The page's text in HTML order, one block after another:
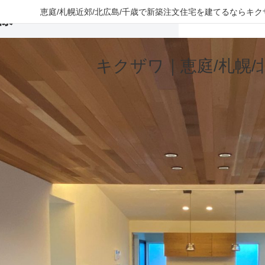
恵庭/札幌近郊/北広島/千歳で新築注文住宅を建てるならキ
キクザワ｜恵庭/札幌/